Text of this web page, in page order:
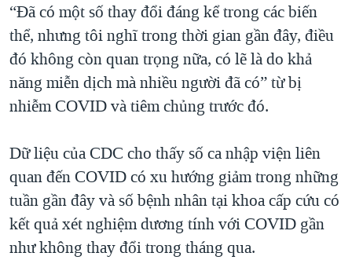
“Đã có một số thay đổi đáng kể trong các biến
thể, nhưng tôi nghĩ trong thời gian gần đây, điều
đó không còn quan trọng nữa, có lẽ là do khả
năng miễn dịch mà nhiều người đã có” từ bị
nhiễm COVID và tiêm chủng trước đó.
Dữ liệu của CDC cho thấy số ca nhập viện liên
quan đến COVID có xu hướng giảm trong những
tuần gần đây và số bệnh nhân tại khoa cấp cứu có
kết quả xét nghiệm dương tính với COVID gần
như không thay đổi trong tháng qua.